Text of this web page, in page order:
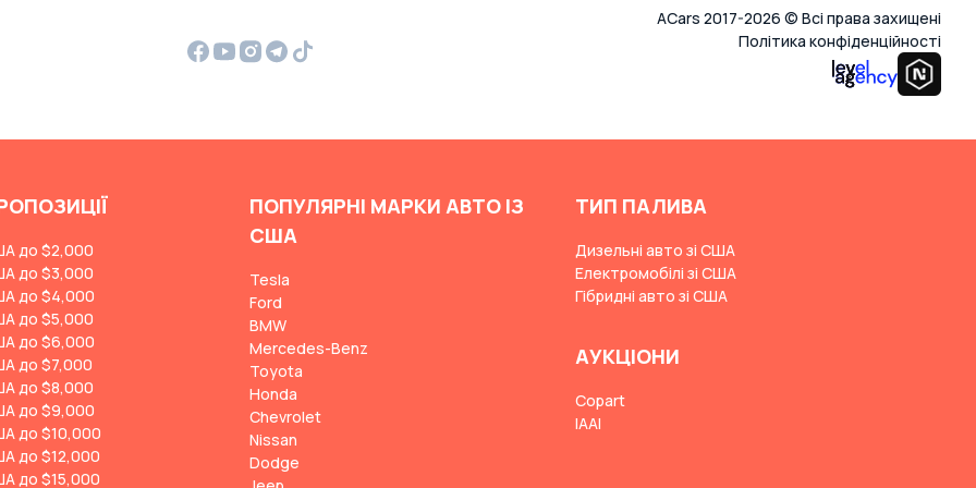
ACars 2017-2026 © Всі права захищені
Політика конфіденційності
до $2,000
до $3,000
до $4,000
до $5,000
до $6,000
до $7,000
до $8,000
до $9,000
до $10,000
до $12,000
до $15,000
ПОПУЛЯРНІ МАРКИ АВТО ІЗ
США
Tesla
Ford
BMW
Mercedes-Benz
Toyota
Honda
Chevrolet
Nissan
Dodge
ТИП ПАЛИВА
Дизельні авто зі США
Електромобілі зі США
Гібридні авто зі США
АУКЦІОНИ
Copart
IAAI